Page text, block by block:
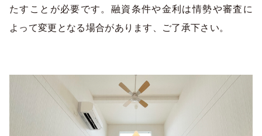
たすことが必要です。融資条件や金利は情勢や審査に
よって変更となる場合があります、ご了承下さい。